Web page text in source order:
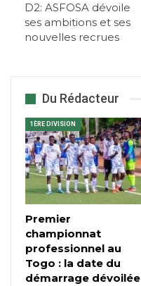
D2: ASFOSA dévoile
ses ambitions et ses
nouvelles recrues
Du Rédacteur
1ÈRE DIVISION
Premier
championnat
professionnel au
Togo : la date du
démarrage dévoilée